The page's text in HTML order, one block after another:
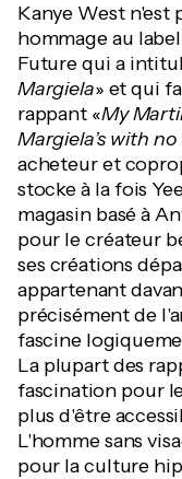
Kanye West n'est
hommage au
Future qui a
Margiela» et qui
rappant «My
Margiela’s with no
acheteur et
stocke à la fois
magasin basé à
pour le créateur
ses créations
appartenant
précisément de
fascine
La plupart des
fascination pour
plus d'être
L'homme sans
pour la culture